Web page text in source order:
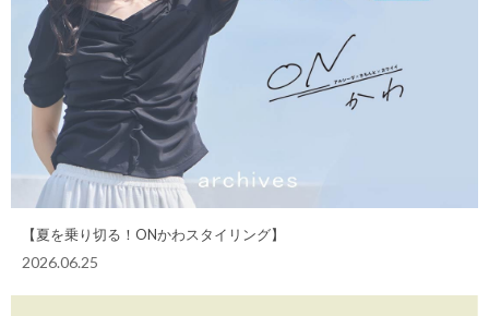
【夏を乗り切る！ONかわスタイリング】
2026.06.25